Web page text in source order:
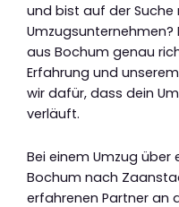
und bist auf der Suche
Umzugsunternehmen?
aus Bochum genau
Erfahrung und
wir dafür, dass dein
verläuft.
Bei einem Umzug über
Bochum nach
erfahrenen Partner an